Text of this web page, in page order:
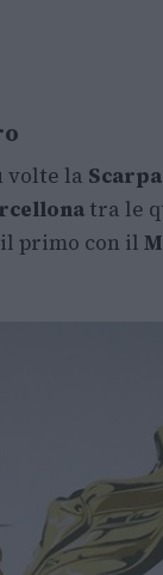
volte la
tra le
primo con il